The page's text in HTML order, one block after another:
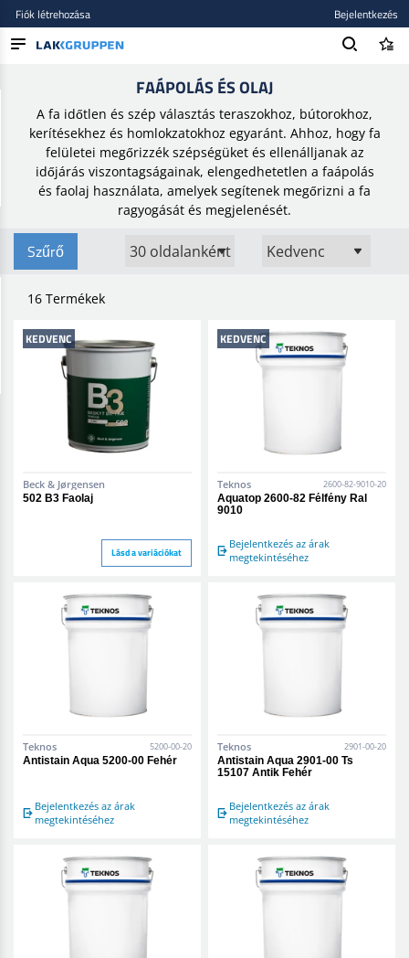
BLOG
MÁRKÁK
ÚJ BEKERÜLT
Fiók létrehozása Bejelentkezés
FAÁPOLÁS ÉS OLAJ
A fa időtlen és szép választás teraszokhoz, bútorokhoz,
kerítésekhez és homlokzatokhoz egyaránt. Ahhoz, hogy fa
felületei megőrizzék szépségüket és ellenálljanak az
időjárás viszontagságainak, elengedhetetlen a faápolás
és faolaj használata, amelyek segítenek megőrizni a fa
ragyogását és megjelenését.
Szűrő
16 Termékek
KEDVENC
Beck & Jørgensen
502 B3 Faolaj
Lásd a variációkat
KEDVENC
Teknos 2600-82-9010-20
Aquatop 2600-82 Félfény Ral
9010
Bejelentkezés az árak
megtekintéséhez
Teknos 5200-00-20
Antistain Aqua 5200-00 Fehér
Bejelentkezés az árak
megtekintéséhez
Teknos 2901-00-20
Antistain Aqua 2901-00 Ts
15107 Antik Fehér
Bejelentkezés az árak
megtekintéséhez